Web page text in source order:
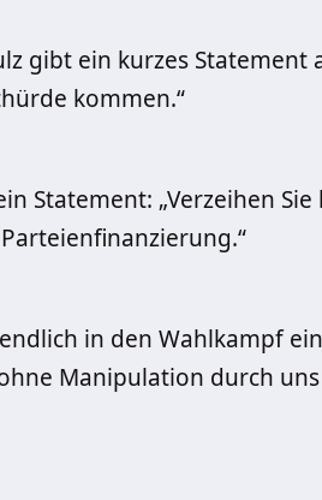
gibt ein kurzes Statement
kommen.“
Statement: „Verzeihen
in den Wahlkampf
Manipulation durch